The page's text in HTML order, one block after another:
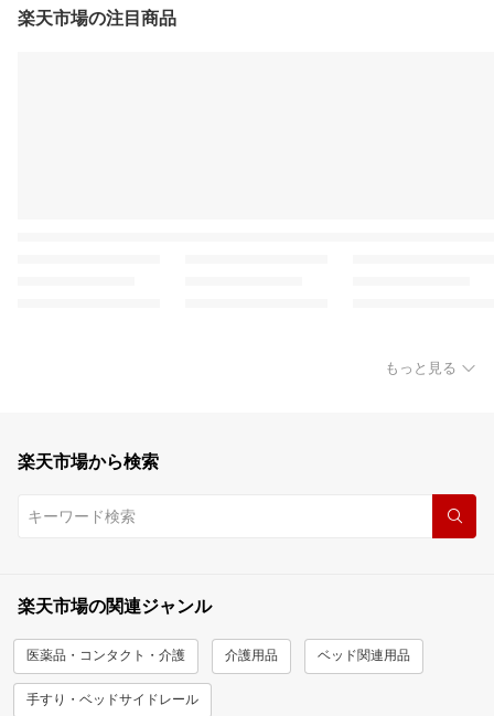
楽天市場の注目商品
もっと見る
楽天市場から検索
楽天市場の関連ジャンル
医薬品・コンタクト・介護 介護用品 ベッド関連用品
手すり・ベッドサイドレール